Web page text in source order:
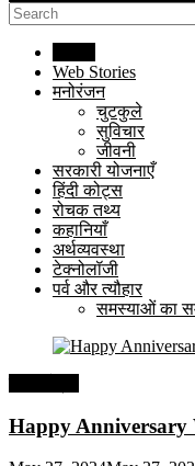
Web Stories
मनोरंजन
चुटकुले
सुविचार
जीवनी
सरकारी योजनाएँ
हिंदी कोट्स
रोचक तथ्य
कहानियाँ
अर्थव्यवस्था
टेक्नोलॉजी
पर्व और त्यौहार
समस्याओं का
Happy Anniversary